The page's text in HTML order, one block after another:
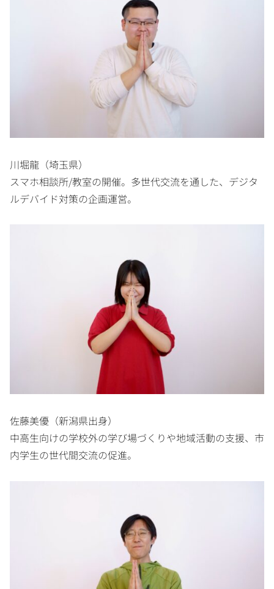
川堀龍（埼玉県）
スマホ相談所/教室の開催。多世代交流を通した、デジタ
ルデバイド対策の企画運営。
佐藤美優（新潟県出身）
中高生向けの学校外の学び場づくりや地域活動の支援、市
内学生の世代間交流の促進。